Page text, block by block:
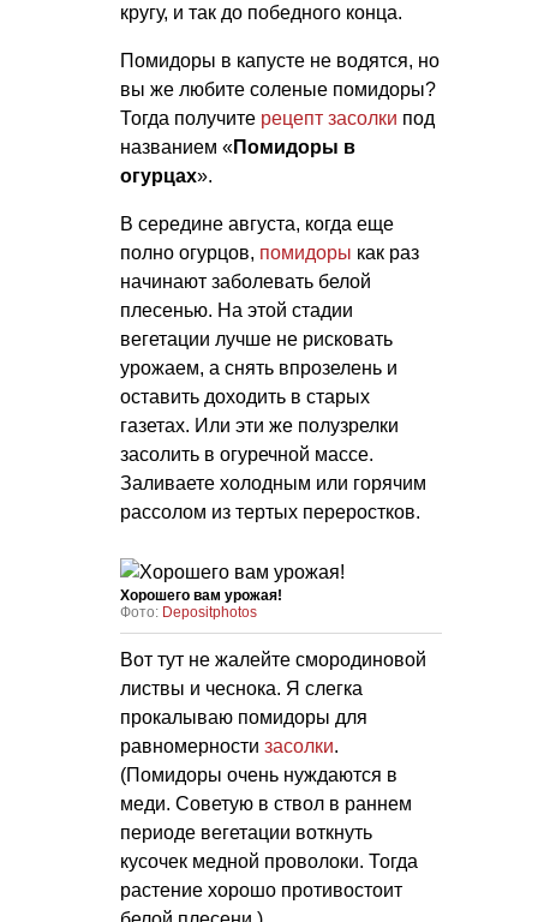
кругу, и так до победного конца.
Помидоры в капусте не водятся, но
вы же любите соленые помидоры?
Тогда получите рецепт засолки под
названием «Помидоры в
огурцах».
В середине августа, когда еще
полно огурцов, помидоры как раз
начинают заболевать белой
плесенью. На этой стадии
вегетации лучше не рисковать
урожаем, а снять впрозелень и
оставить доходить в старых
газетах. Или эти же полузрелки
засолить в огуречной массе.
Заливаете холодным или горячим
рассолом из тертых переростков.
Хорошего вам урожая!
Фото: Depositphotos
Вот тут не жалейте смородиновой
листвы и чеснока. Я слегка
прокалываю помидоры для
равномерности засолки.
(Помидоры очень нуждаются в
меди. Советую в ствол в раннем
периоде вегетации воткнуть
кусочек медной проволоки. Тогда
растение хорошо противостоит